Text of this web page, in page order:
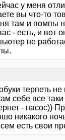
у меня
вы что-то
там и помпы
- есть, и вот
не
терпеть
себе все
- насос))
никакого
есть свои